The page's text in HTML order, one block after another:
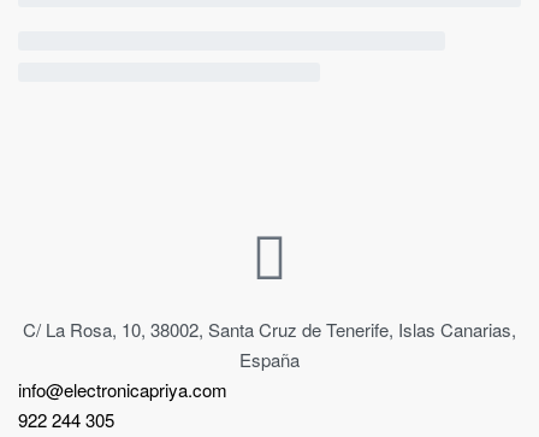
C/ La Rosa, 10, 38002, Santa Cruz de Tenerife, Islas Canarias,
España
info@electronicapriya.com
922 244 305